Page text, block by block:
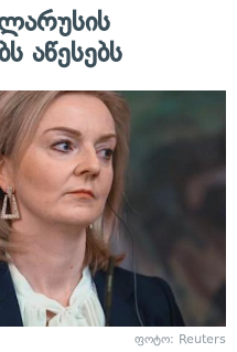
აწესებს
ფოტო: Reuters